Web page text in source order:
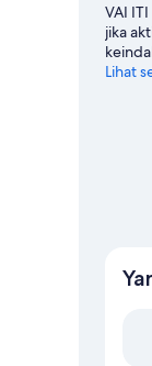
VAI
jika
Lihat